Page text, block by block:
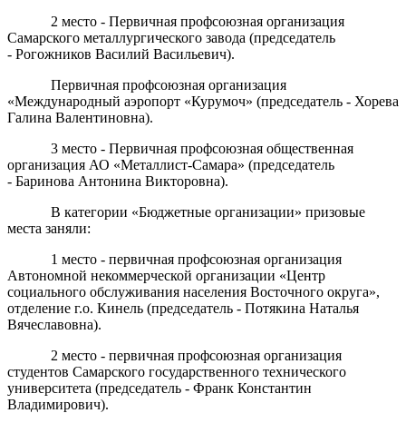
2 место - Первичная профсоюзная организация
Самарского металлургического завода (председатель
- Рогожников Василий Васильевич).
Первичная профсоюзная организация
«Международный аэропорт «Курумоч» (председатель - Хорева
Галина Валентиновна).
3 место - Первичная профсоюзная общественная
организация АО «Металлист-Самара» (председатель
- Баринова Антонина Викторовна).
В категории «Бюджетные организации» призовые
места заняли:
1 место - первичная профсоюзная организация
Автономной некоммерческой организации «Центр
социального обслуживания населения Восточного округа»,
отделение г.о. Кинель (председатель - Потякина Наталья
Вячеславовна).
2 место - первичная профсоюзная организация
студентов Самарского государственного технического
университета (председатель - Франк Константин
Владимирович).